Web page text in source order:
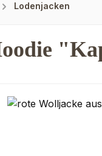
Lodenjacken